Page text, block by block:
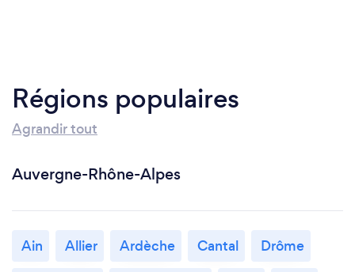
Régions populaires
Agrandir tout
Auvergne-Rhône-Alpes
Ain Allier Ardèche Cantal
Drôme